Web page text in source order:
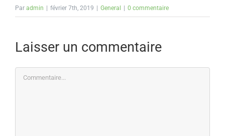
Par admin février 7th, 2019 General 0 commentaire
Laisser un commentaire
Commentaire